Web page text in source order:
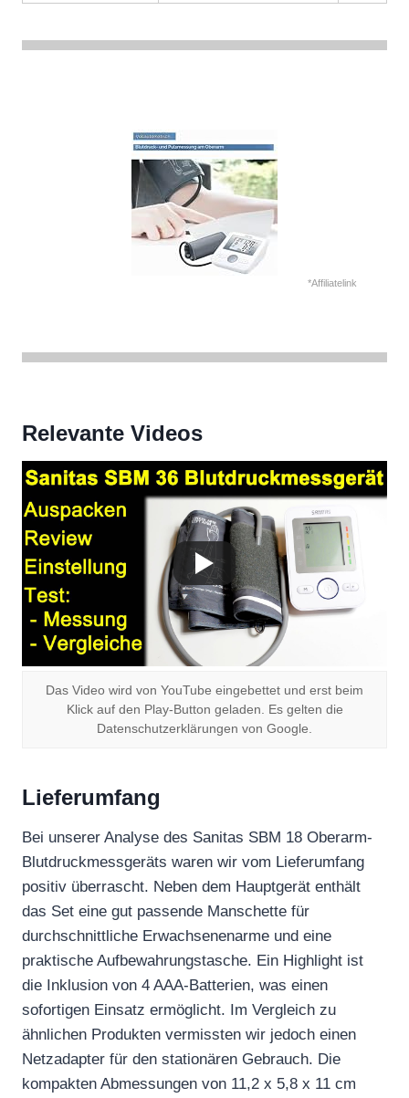
*Affiliatelink
Relevante Videos
Das Video wird von YouTube eingebettet und erst beim
Klick auf den Play-Button geladen. Es gelten die
Datenschutzerklärungen von Google.
Lieferumfang
Bei unserer Analyse des Sanitas SBM 18 Oberarm-
Blutdruckmessgeräts waren wir vom Lieferumfang
positiv überrascht. Neben dem Hauptgerät enthält
das Set eine gut passende Manschette für
durchschnittliche Erwachsenenarme und eine
praktische Aufbewahrungstasche. Ein Highlight ist
die Inklusion von 4 AAA-Batterien, was einen
sofortigen Einsatz ermöglicht. Im Vergleich zu
ähnlichen Produkten vermissten wir jedoch einen
Netzadapter für den stationären Gebrauch. Die
kompakten Abmessungen von 11,2 x 5,8 x 11 cm